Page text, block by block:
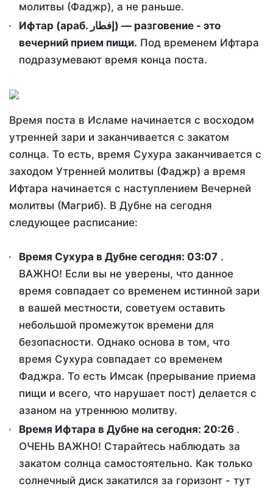
молитвы (Фаджр), а не раньше.
Ифтар (араб. إفطار) — разговение - это
вечерний прием пищи. Под временем Ифтара
подразумевают время конца поста.
Время поста в Исламе начинается с восходом
утренней зари и заканчивается с закатом
солнца. То есть, время Сухура заканчивается с
заходом Утренней молитвы (Фаджр) а время
Ифтара начинается с наступлением Вечерней
молитвы (Магриб). В Дубне на сегодня
следующее расписание:
Время Сухура в Дубне сегодня: 03:07 .
ВАЖНО! Если вы не уверены, что данное
время совпадает со временем истинной зари
в вашей местности, советуем оставить
небольшой промежуток времени для
безопасности. Однако основа в том, что
время Сухура совпадает со временем
Фаджра. То есть Имсак (прерывание приема
пищи и всего, что нарушает пост) делается с
азаном на утреннюю молитву.
Время Ифтара в Дубне на сегодня: 20:26 .
ОЧЕНЬ ВАЖНО! Старайтесь наблюдать за
закатом солнца самостоятельно. Как только
солнечный диск закатился за горизонт - тут